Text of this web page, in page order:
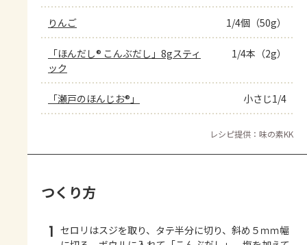
りんご 1/4個（50g）
「ほんだし® こんぶだし」8gスティ
ック
1/4本（2g）
「瀬戸のほんじお®」 小さじ1/4
レシピ提供：味の素KK
つくり方
1 セロリはスジを取り、タテ半分に切り、斜め５ｍｍ幅